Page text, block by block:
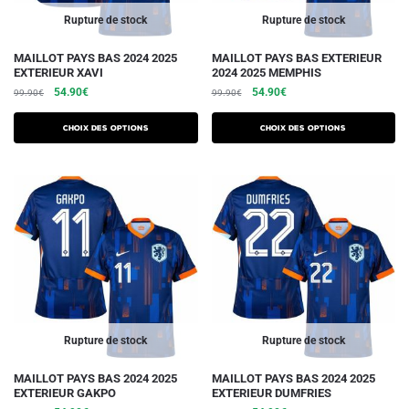
Rupture de stock
MAILLOT PAYS BAS 2024 2025
EXTERIEUR XAVI
99.90€
Le
initial
était :
54.90€Le
actuel
est :
Choix des options
Ce
produit
a
plusieurs
variations.
options
peuvent
être
choisies
page
Rupture de stock
MAILLOT PAYS BAS EXTERIEUR
2024 2025 MEMPHIS
99.90€
Le
initial
était :
54.90€Le
actuel
est :
Choix des options
Ce
produit
a
plusieurs
variations.
options
peuvent
être
choisies
page
Rupture de stock
MAILLOT PAYS BAS 2024 2025
EXTERIEUR GAKPO
Ce
produit
Rupture de stock
MAILLOT PAYS BAS 2024 2025
EXTERIEUR DUMFRIES
Ce
produit